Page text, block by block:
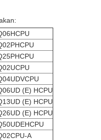
(E) HCPU
(E) HCPU
(E) HCPU
A